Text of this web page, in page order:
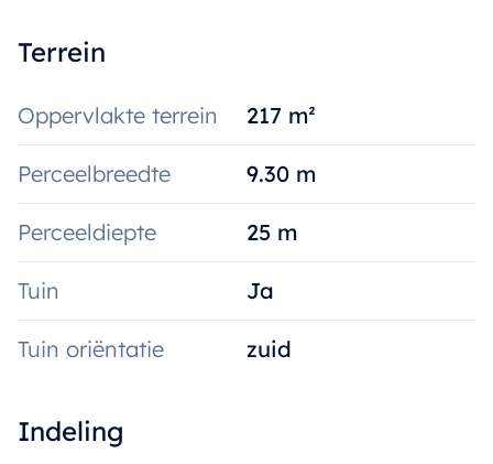
Terrein
Oppervlakte terrein 217 m²
Perceelbreedte 9.30 m
Perceeldiepte 25 m
Tuin Ja
Tuin oriëntatie zuid
Indeling